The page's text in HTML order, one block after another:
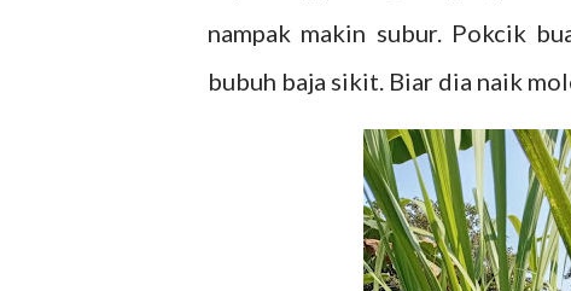
nampak makin subur. Pokcik
bubuh baja sikit. Biar dia naik